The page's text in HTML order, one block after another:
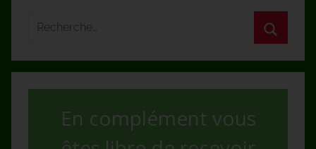
En complément vous